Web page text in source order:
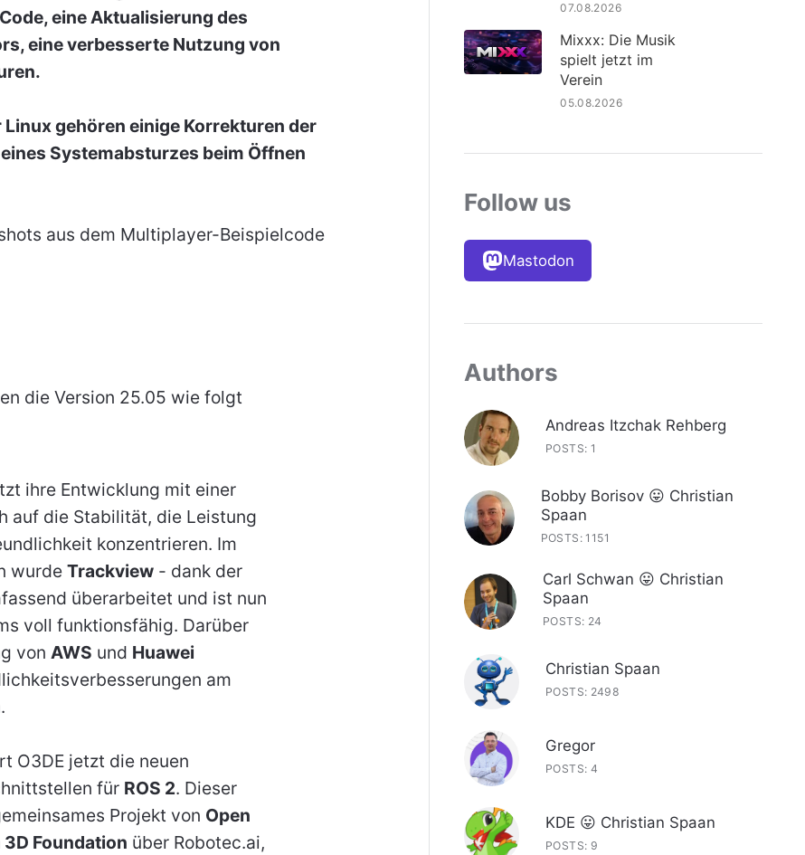
eine Aktualisierung des
eine verbesserte Nutzung von
gehören einige Korrekturen der
Systemabsturzes beim Öffnen
aus dem Multiplayer-Beispielcode
die Version 25.05 wie folgt
ihre Entwicklung mit einer
auf die Stabilität, die Leistung
konzentrieren. Im
wurde Trackview- dank der
überarbeitet und ist nun
voll funktionsfähig. Darüber
von AWS und Huawei
am
O3DE jetzt die neuen
für ROS 2. Dieser
Projekt von Open
3D Foundation über Robotec.ai,
07.08.2026
Mixxx: Die Musik
spielt jetzt im
Verein
05.08.2026
Follow us
Mastodon
Authors
Andreas Itzchak Rehberg
POSTS: 1
Bobby Borisov 😛 Christian
Spaan
POSTS: 1151
Carl Schwan 😛 Christian
Spaan
POSTS: 24
Christian Spaan
POSTS: 2498
Gregor
POSTS: 4
KDE 😛 Christian Spaan
POSTS: 9